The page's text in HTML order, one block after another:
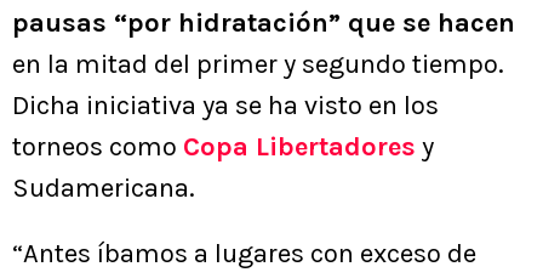
pausas “por hidratación” que se hacen
en la mitad del primer y segundo tiempo.
Dicha iniciativa ya se ha visto en los
torneos como Copa Libertadores y
Sudamericana.
“Antes íbamos a lugares con exceso de